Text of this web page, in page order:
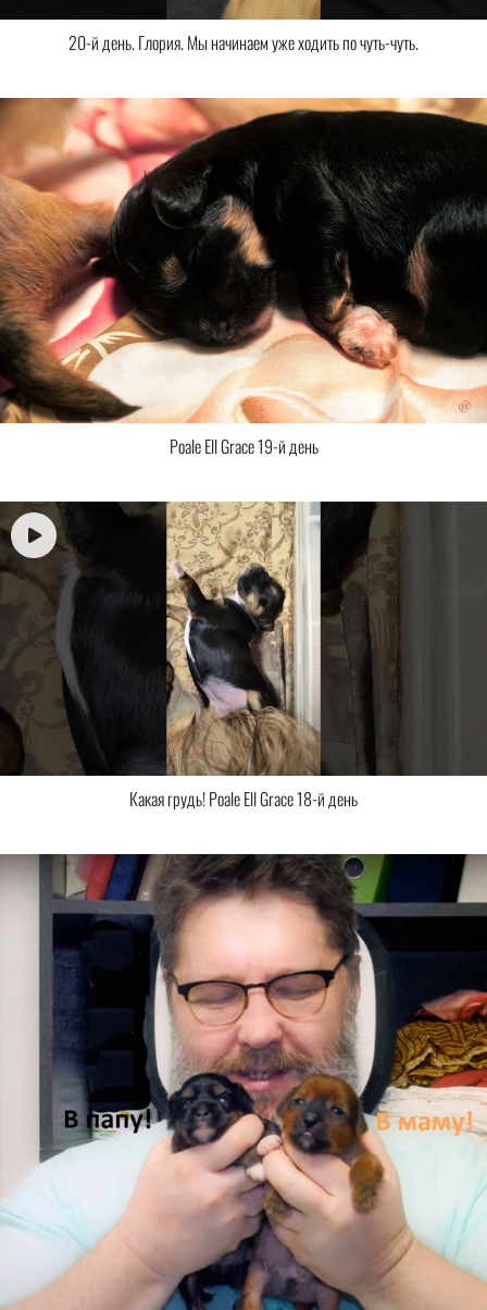
20-й день. Глория. Мы начинаем уже ходить по чуть-чуть.
Poale Ell Grace 19-й день
Какая грудь! Poale Ell Grace 18-й день